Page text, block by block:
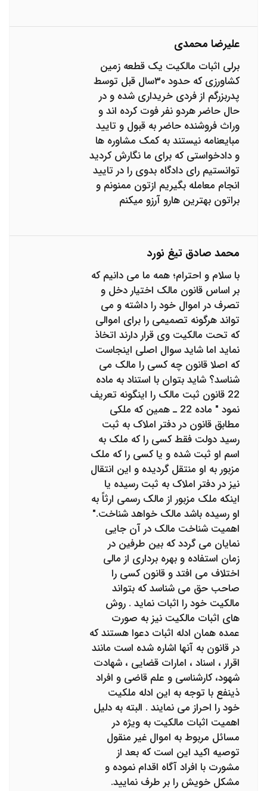
علیرضا محمدی
برلی اثبات مالکیت یک قطعه زمین
کشاورزی که حدود ۳۰سال قبل توسط
پدربزرگم از فردی خریداری شده و در
حال حاضر هردو نفر فوت کرده اند و
وراث فروشنده حاضر به قبول و تایید
مبایعنامه نیستند به کمک مشاوره ها
و دادخواستی که برای ما نگارش کردید
توانستیم رای دادگاه بدوی را در تایید
انجام معامله بگیریم ازتون ممنونم و
براتون بهترین هارو آرزو میکنم
محمد صادق تیغ نورد
با سلام و احترام؛ همه ما می دانیم که
بر اساس قانون مالک اختیار دخل و
تصرف در اموال خود را داشته و می
تواند هرگونه تصمیمی را برای اموالی
که تحت مالکیت وی قرار دارند اتخاذ
نماید اما شاید سوال اصلی اینجاست
که اصلا قانون چه کسی را مالک می
شناسد؟ شاید بتوان با استناد به ماده
22 قانون ثبت مالک را اینگونه تعریف
نمود " ماده 22 ـ همین که ملکی
مطابق قانون در دفتر املاک به ثبت
رسید دولت فقط کسی را که ملک به
اسم او ثبت شده و یا کسی را که ملک
مزبور به او منتقل گردیده و این انتقال
نیز در دفتر املاک به ثبت رسیده یا
اینکه ملک مزبور از مالک رسمی ارثاً به
او رسیده باشد مالک خواهد شناخت."
اهمیت شناخت مالک در آن جایی
نمایان می گردد که بین طرفین در
زمان استفاده و بهره برداری از مالی
اختلاف می افتد و قانون کسی را
صاحب حق می شناسد که بتواند
مالکیت خود را اثبات نماید . روش
های اثبات مالکیت نیز به صورت
عمده همان ادله اثبات دعوا هستند که
در قانون به آنها اشاره شده است مانند
اقرار ، اسناد ، امارات قضایی ، شهادت
شهود، کارشناسی و علم قاضی و افراد
ذینفع با توجه به این ادله ملکیت
خود را احراز می نمایند . البته به دلیل
اهمیت اثبات مالکیت به ویژه در
مسائل مربوط به اموال غیر منقول
توصیه اکید این است که بعد از
مشورت با افراد آگاه اقدام نموده و
مشکل خویش را بر طرف نمایید.